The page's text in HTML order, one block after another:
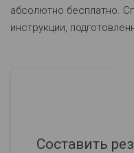
абсолютно бесплатно.
инструкции,
Составить